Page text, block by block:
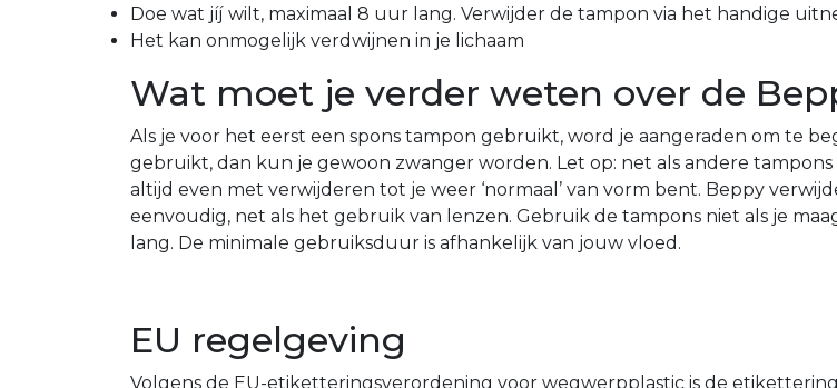
Doe wat jíj wilt, maximaal 8 uur lang. Verwijder de tampon via het handige
Het kan onmogelijk verdwijnen in je lichaam
Wat moet je verder weten over de
Als je voor het eerst een spons tampon gebruikt, word je aangeraden om te
gebruikt, dan kun je gewoon zwanger worden. Let op: net als andere
altijd even met verwijderen tot je weer ‘normaal’ van vorm bent. Beppy
eenvoudig, net als het gebruik van lenzen. Gebruik de tampons niet als je
lang. De minimale gebruiksduur is afhankelijk van jouw vloed.
EU regelgeving
Volgens de EU-etiketteringsverordening voor wegwerpplastic is de